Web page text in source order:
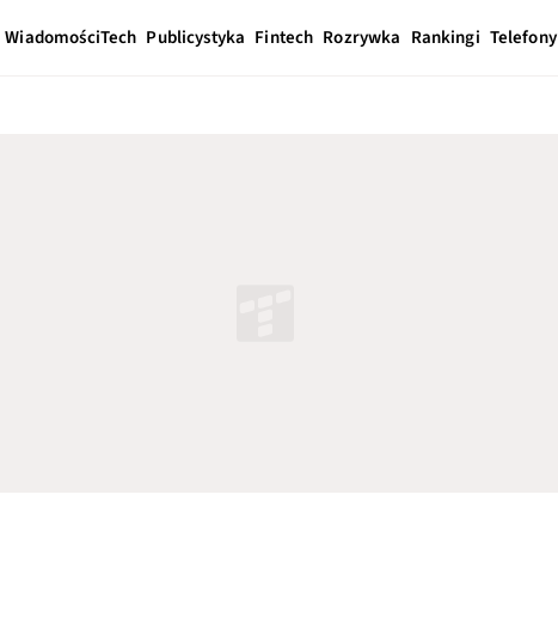
WiadomościTech Publicystyka Fintech Rozrywka Rankingi Telefony